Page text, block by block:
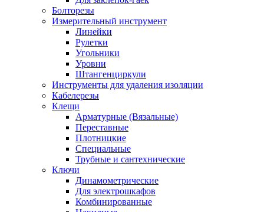
Болторезы
Измерительный инструмент
Линейки
Рулетки
Угольники
Уровни
Штангенциркули
Инструменты для удаления изоляции
Кабелерезы
Клещи
Арматурные (Вязальные)
Переставные
Плотницкие
Специальные
Трубные и сантехнические
Ключи
Динамометрические
Для электрошкафов
Комбинированные